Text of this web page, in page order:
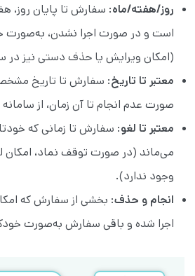
روز/هفته/ماه: سفارش تا پایان روز،
است و در صورت اجرا نشدن،
(امکان ویرایش یا حذف دستی نیز در
معتبر تا تاریخ: سفارش تا تاریخ
صورت عدم انجام تا آن زمان، از
معتبر تا لغو: سفارش تا زمانی که
می‌ماند (در صورت توقف نماد، امکان
وجود ندارد).
انجام و حذف: بخشی از سفارش که
اجرا شده و باقی سفارش به‌صورت